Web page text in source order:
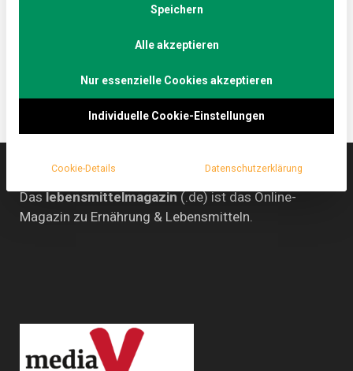
angenommen hat. Dabei sind Quallen längst ein
lässt es sich schmecken.
Das lebensmittelmagazin (.de) ist das Online-
Magazin zu Ernährung & Lebensmitteln.
Speichern
Alle akzeptieren
Nur essenzielle Cookies akzeptieren
Individuelle Cookie-Einstellungen
Cookie-Details Datenschutzerklärung